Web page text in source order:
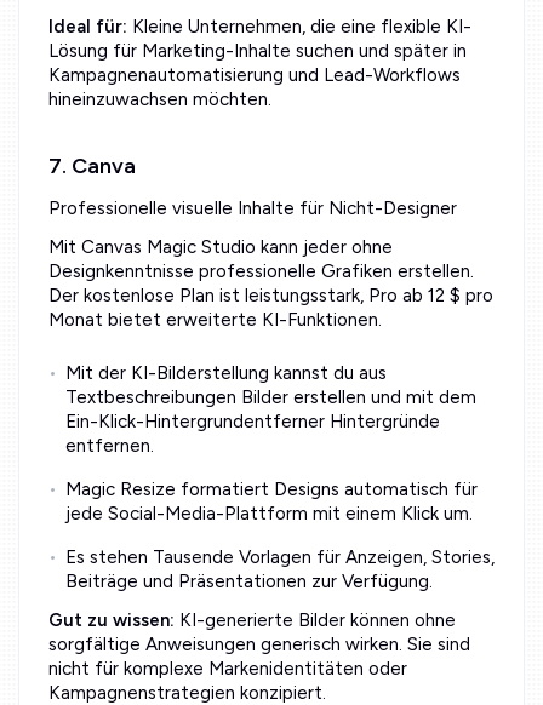
Ideal für: Kleine Unternehmen, die eine flexible KI-
Lösung für Marketing-Inhalte suchen und später in
Kampagnenautomatisierung und Lead-Workflows
hineinzuwachsen möchten.
7. Canva
Professionelle visuelle Inhalte für Nicht-Designer
Mit Canvas Magic Studio kann jeder ohne
Designkenntnisse professionelle Grafiken erstellen.
Der kostenlose Plan ist leistungsstark, Pro ab 12 $ pro
Monat bietet erweiterte KI-Funktionen.
Mit der KI-Bilderstellung kannst du aus
Textbeschreibungen Bilder erstellen und mit dem
Ein-Klick-Hintergrundentferner Hintergründe
entfernen.
Magic Resize formatiert Designs automatisch für
jede Social-Media-Plattform mit einem Klick um.
Es stehen Tausende Vorlagen für Anzeigen, Stories,
Beiträge und Präsentationen zur Verfügung.
Gut zu wissen: KI-generierte Bilder können ohne
sorgfältige Anweisungen generisch wirken. Sie sind
nicht für komplexe Markenidentitäten oder
Kampagnenstrategien konzipiert.